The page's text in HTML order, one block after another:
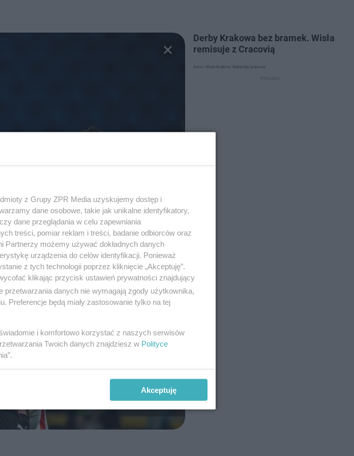
Derby Krakowa bez bramek. Wisła
remisuje z Cracovią
Autor: Wisła Kraków/ Materiały prasowe
z Grupy ZPR Media uzyskujemy dostęp i
dane osobowe, takie jak unikalne identyfikatory,
dane przeglądania w celu zapewniania
treści, pomiar reklam i treści, badanie odbiorców oraz
Partnerzy możemy używać dokładnych danych
urządzenia do celów identyfikacji. Ponieważ
z tych technologii poprzez kliknięcie „Akceptuję”.
klikając przycisk ustawień prywatności znajdujący
przetwarzania danych nie wymagają zgody użytkownika,
Preferencje będą miały zastosowanie tylko na tej
i komfortowo korzystać z naszych serwisów
Twoich danych znajdziesz w Polityce
Akceptuję